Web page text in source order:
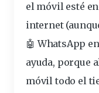
el móvil esté
internet
🤖WhatsApp
ayuda, porque
móvil todo el